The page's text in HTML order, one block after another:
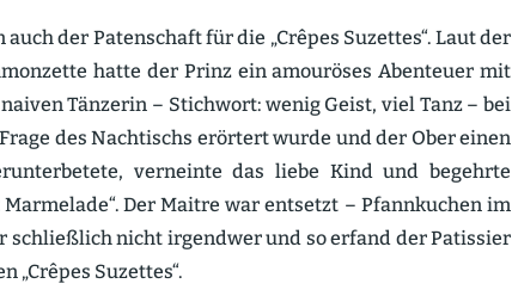
der Paten­schaft für die „Crêpes Suzettes“. Laut der
hatte der Prinz ein amouröses Abenteuer mit
Tänzerin – Stichwort: wenig Geist, viel Tanz – bei
des Nachtischs erörtert wurde und der Ober einen
verneinte das liebe Kind und begehrte
Der Maitre war entsetzt – Pfann­kuchen im
schließlich nicht irgendwer und so erfand der Patissier
„Crêpes Suzettes“.